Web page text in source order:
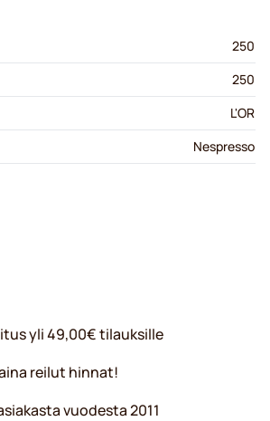
250
250
L'OR
Nespresso
yli 49,00€ tilauksille
reilut hinnat!
vuodesta 2011